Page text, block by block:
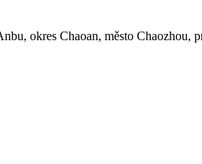
okres Chaoan, město Chaozhou,